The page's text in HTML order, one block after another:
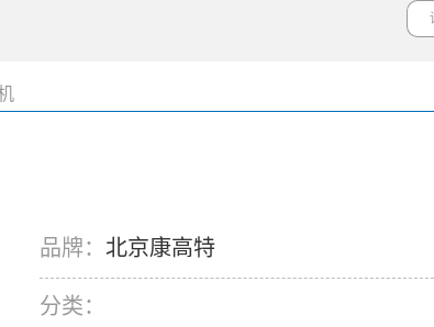
品牌： 北京康高特
分类：